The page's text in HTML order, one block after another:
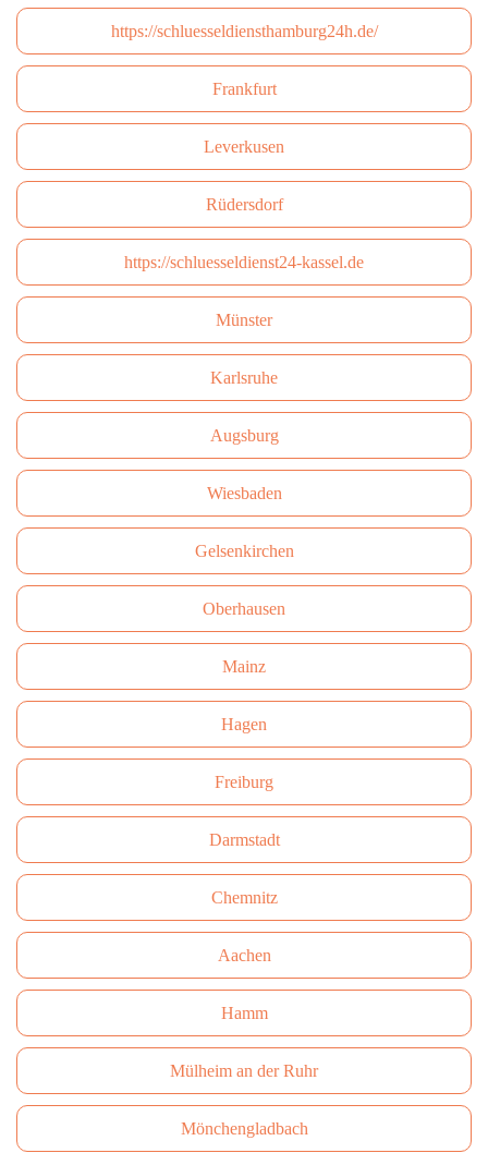
https://schluesseldiensthamburg24h.de/
Frankfurt
Leverkusen
Rüdersdorf
https://schluesseldienst24-kassel.de
Münster
Karlsruhe
Augsburg
Wiesbaden
Gelsenkirchen
Oberhausen
Mainz
Hagen
Freiburg
Darmstadt
Сhemnitz
Aachen
Hamm
Mülheim an der Ruhr
Mönchengladbach